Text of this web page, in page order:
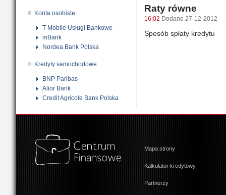
Konta osobiste
T-Mobile Usługi Bankowe
mBank
Nordea Bank Polska
Kredyty samochodowe
BNP Paribas
Alior Bank
Credit Agricole Bank Polska
Raty równe
16:02 Dodano 27-12-2012
Sposób spłaty kredytu
Mapa strony
Kalkulator kredytowy
Partnerzy